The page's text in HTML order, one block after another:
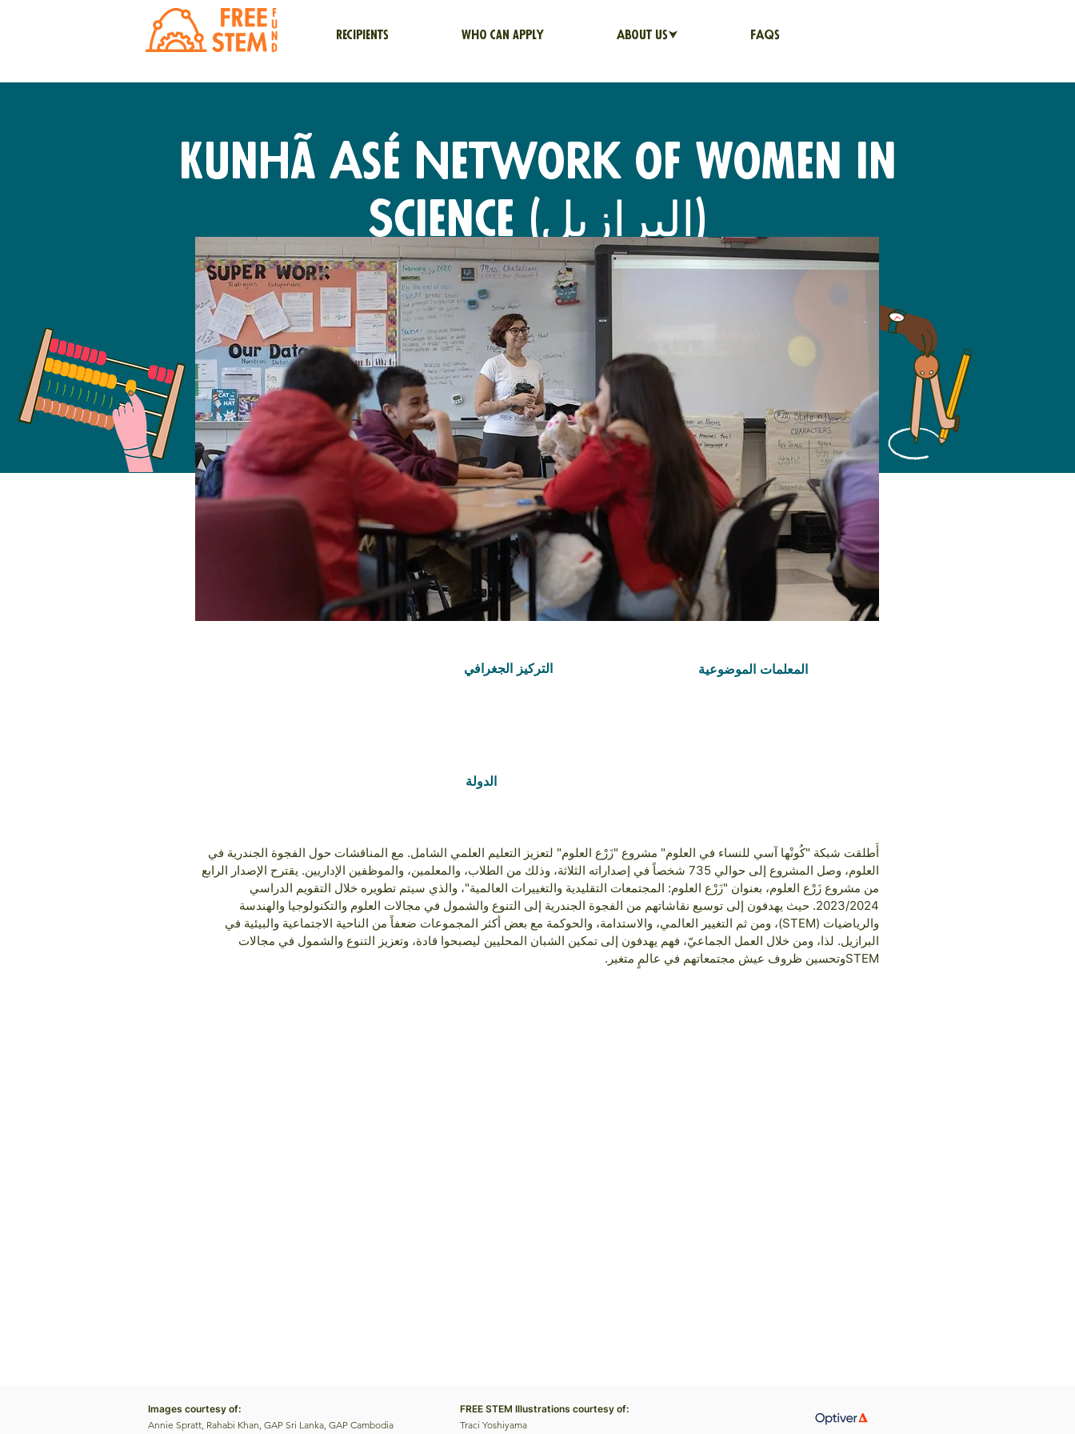
Recipients Who can apply About us⮟ FAQs
Kunhã Asé Network of Women in
Science (البرازيل)
التركيز الجغرافي
المعلمات الموضوعية
الدولة
أَطلقت شبكة "كُونْها آسي للنساء في العلوم" مشروع "زَرْع العلوم" لتعزيز التعليم العلمي الشامل. مع المناقشات حول الفجوة الجندرية في
العلوم، وصل المشروع إلى حوالي 735 شخصاً في إصداراته الثلاثة، وذلك من الطلاب، والمعلمين، والموظفين الإداريين. يقترح الإصدار الرابع
من مشروع زَرْع العلوم، بعنوان "زَرْع العلوم: المجتمعات التقليدية والتغييرات العالمية"، والذي سيتم تطويره خلال التقويم الدراسي
2023/2024. حيث يهدفون إلى توسيع نقاشاتهم من الفجوة الجندرية إلى التنوع والشمول في مجالات العلوم والتكنولوجيا والهندسة
والرياضيات (STEM)، ومن ثم التغيير العالمي، والاستدامة، والحوكمة مع بعض أكثر المجموعات ضعفاً من الناحية الاجتماعية والبيئية في
البرازيل. لذا، ومن خلال العمل الجماعيّ، فهم يهدفون إلى تمكين الشبان المحليين ليصبحوا قادة، وتعزيز التنوع والشمول في مجالات
STEMوتحسين ظروف عيش مجتمعاتهم في عالمٍ متغير.
Images courtesy of:
Annie Spratt, Rahabi Khan, GAP Sri Lanka, GAP Cambodia
FREE STEM Illustrations courtesy of:
Traci Yoshiyama